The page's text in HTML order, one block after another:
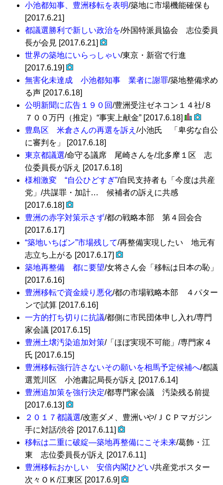
小池都知事、豊洲移転を表明/築地に市場機能確保も
[2017.6.21]
都議選勝利で新しい政治を/外国特派員協会 志位委員
長が会見 [2017.6.21]
世界の築地にいらっしゃい/東京・新宿で行進
[2017.6.19]
無害化未達成 小池都知事 業者に謝罪/築地整備求め
る声 [2017.6.18]
公明新聞に広告１９０回/豊洲受注ゼネコン１４社/８
７００万円（推定）“事実上献金” [2017.6.18]
豊島区 米倉さんの再選を訴え /小池氏 「卑劣な自公
に審判を」 [2017.6.18]
東京都議選/命守る議席 尾崎さんを/北多摩１区 志
位委員長が訴え [2017.6.18]
様相激変 “自公ひどすぎ”/自民支持者も「今度は共産
党」/共謀罪・加計… 候補者の訴えに共感
[2017.6.18]
豊洲の赤字対策示さず/都の戦略本部 第４回会合
[2017.6.17]
“築地いちばン”市場残して/再整備実現したい 地元有
志立ち上がる [2017.6.17]
築地再整備 都に要望/女将さん会「移転は日本の恥」
[2017.6.16]
豊洲移転で資金繰り悪化/都の市場戦略本部 ４パター
ンで試算 [2017.6.16]
一方的打ち切りに抗議/都側に市民団体申し入れ/専門
家会議 [2017.6.15]
豊洲土壌汚染追加対策/「ほぼ実現不可能」/専門家４
氏 [2017.6.15]
豊洲移転強行許さないその願いを相馬予定候補へ/都議
選荒川区 小池書記局長が訴え [2017.6.14]
豊洲追加策を強行決定/都専門家会議 汚染残る前提
[2017.6.13]
２０１７都議選/改憲ダメ、豊洲いや/ＪＣＰマガジン
手に対話/渋谷 [2017.6.11]
移転は二重に破綻―築地再整備にこそ未来/葛飾・江
東 志位委員長が訴え [2017.6.11]
豊洲移転おかしい 安倍内閣ひどい/共産党ポスター
次々ＯＫ/江東区 [2017.6.9]